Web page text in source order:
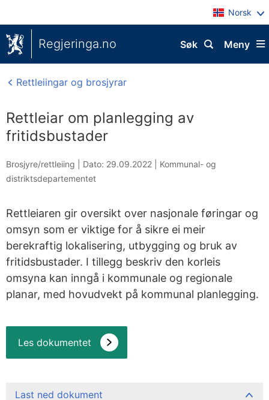
Norsk
Regjeringa.no Meny
Søk
Rettleiingar og brosjyrar
Rettleiar om planlegging av
fritidsbustader
Brosjyre/rettleiing | Dato: 29.09.2022
Kommunal- og
distriktsdepartementet
Rettleiaren gir oversikt over nasjonale føringar og
omsyn som er viktige for å sikre ei meir
berekraftig lokalisering, utbygging og bruk av
fritidsbustader. I tillegg beskriv den korleis
omsyna kan inngå i kommunale og regionale
planar, med hovudvekt på kommunal planlegging.
Les dokumentet
Last ned dokument